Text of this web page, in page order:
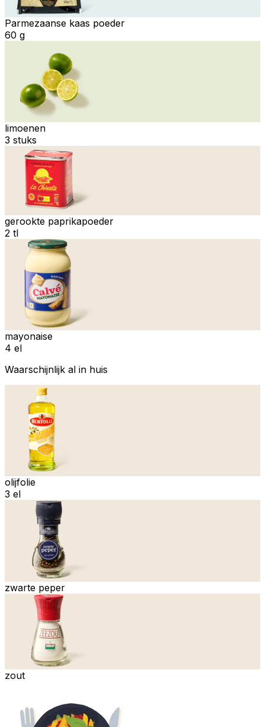
Parmezaanse kaas poeder
60 g
limoenen
3 stuks
gerookte paprikapoeder
2 tl
mayonaise
4 el
Waarschijnlijk al in huis
olijfolie
3 el
zwarte peper
zout